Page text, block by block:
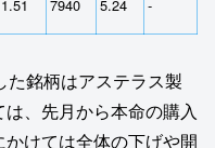
1.51 7940 5.24 ‐
た銘柄はアステラス製
、先月から本命の購入
けては全体の下げや開